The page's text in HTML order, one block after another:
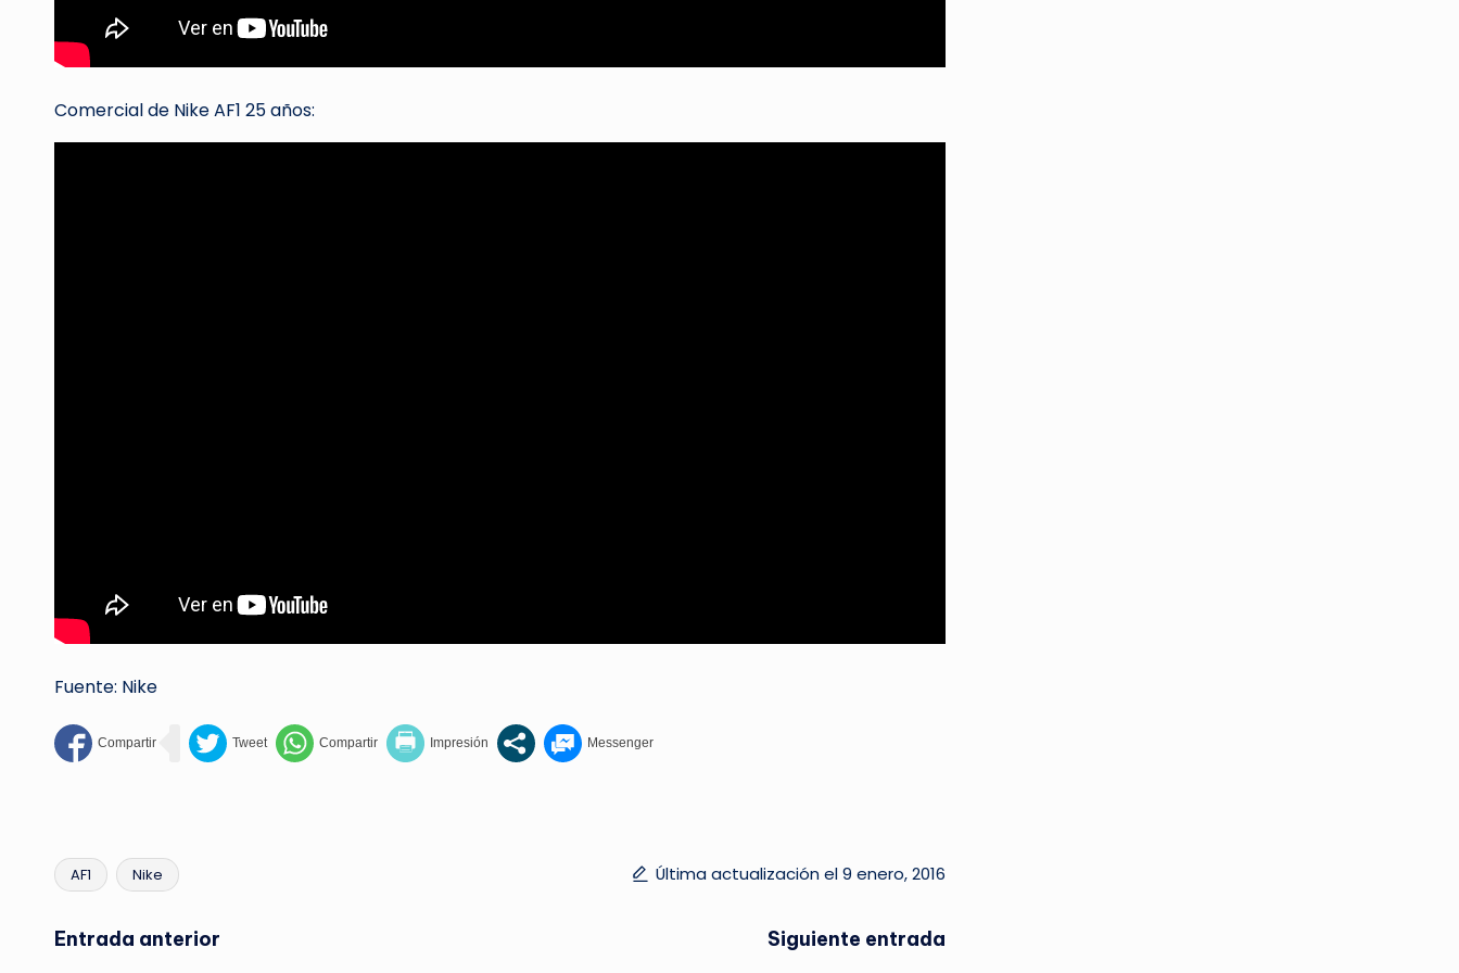
Comercial de Nike AF1 25 años:
Fuente: Nike
Etiquetas:
AF1 Nike Última actualización el 9 enero, 2016
Navegación
Entrada anterior Siguiente entrada